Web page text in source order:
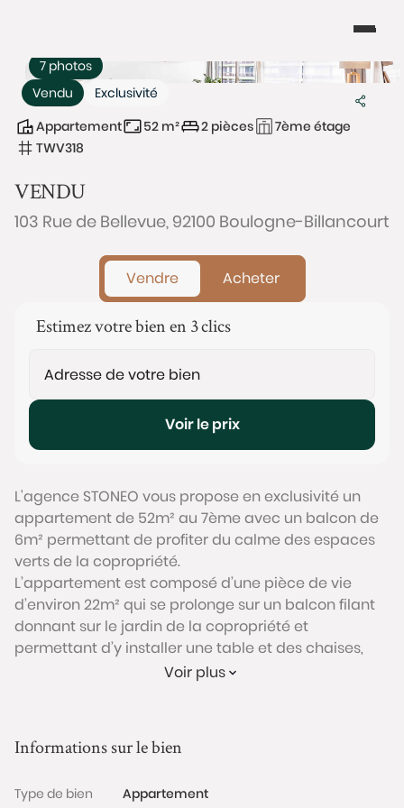
Vendu Exclusivité
7 photos
Appartement 52 m² 2 pièces
7ème étage
TWV318
VENDU
103 Rue de Bellevue, 92100 Boulogne-Billancourt
Vendre Acheter
Estimez votre bien en 3 clics
Voir le prix
L'agence STONEO vous propose en exclusivité un
appartement de 52m² au 7ème avec un balcon de
6m² permettant de profiter du calme des espaces
verts de la copropriété.
L’appartement est composé d’une pièce de vie
d’environ 22m² qui se prolonge sur un balcon filant
donnant sur le jardin de la copropriété et
permettant d’y installer une table et des chaises,
une cuisine équipée, une chambre, une salle de
Un emplacement de stationnement en sous-sol est
cave complète ce bien.
Voir plus
Informations sur le bien
Type de bien
Appartement